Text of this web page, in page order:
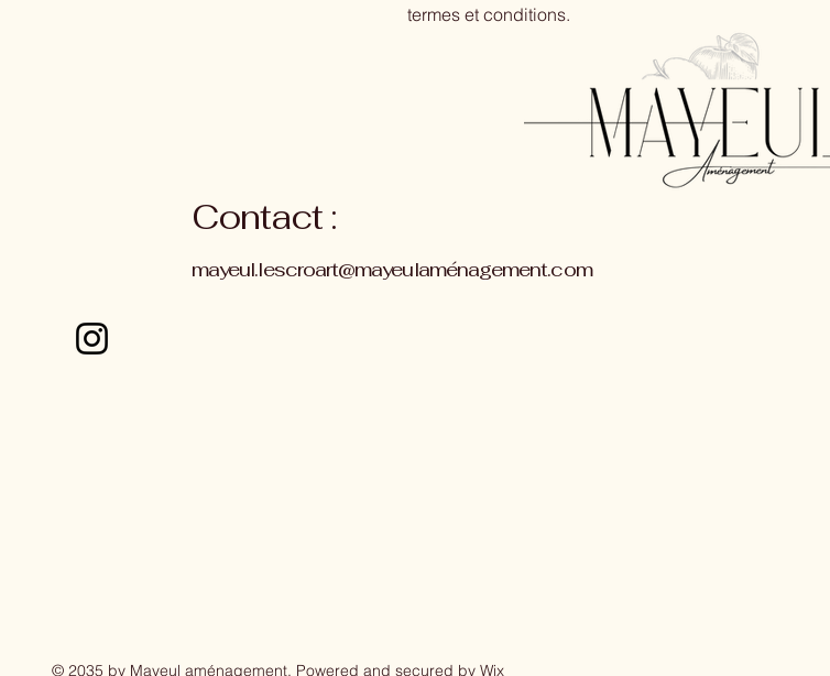
termes et conditions.
Contact :
mayeul.lescroart@mayeulaménagement.com
© 2035 by Mayeul aménagement. Powered and secured by Wix